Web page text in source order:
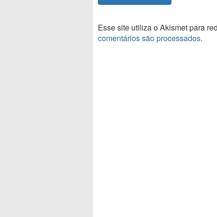
Esse site utiliza o Akismet para
comentários são processados.